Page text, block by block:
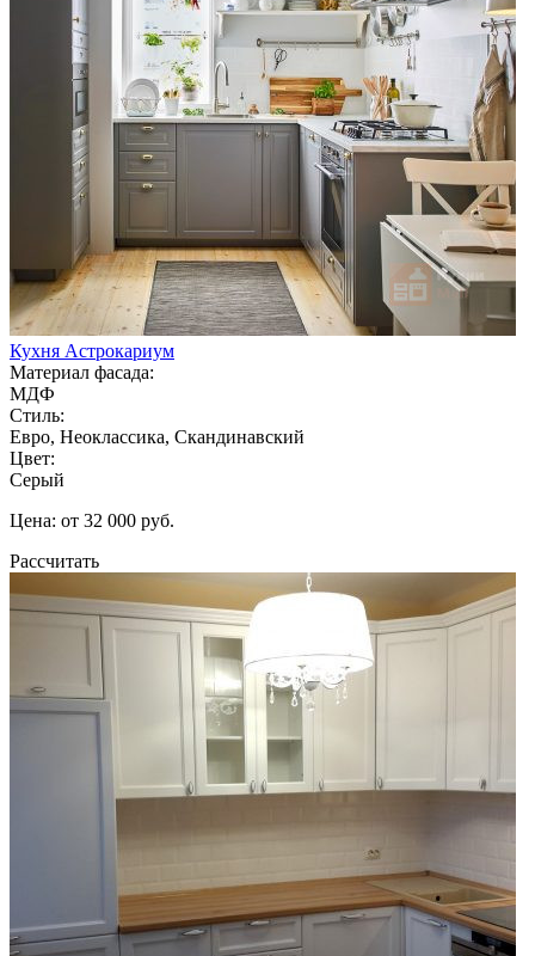
Кухня Астрокариум
Материал фасада:
МДФ
Стиль:
Евро, Неоклассика, Скандинавский
Цвет:
Серый
Цена: от 32 000 руб.
Рассчитать